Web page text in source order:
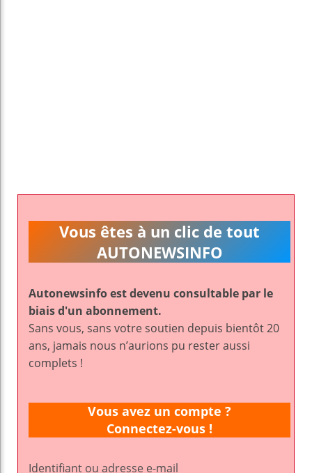
Vous êtes à un clic de tout
AUTONEWSINFO
Autonewsinfo est devenu consultable par le
biais d'un abonnement.
Sans vous, sans votre soutien depuis bientôt 20
ans, jamais nous n’aurions pu rester aussi
complets !
Vous avez un compte ?
Connectez-vous !
Identifiant ou adresse e-mail